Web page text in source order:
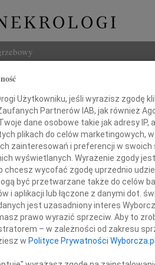
przyjęliśmy wiadomość o śmierci
Użytkowniku, jeśli wyrazisz zgodę
Partnerów IAB, jak również
dane osobowe takie jak adresy
plikach do celów marketingowych,
zainteresowań i preferencji w swoich
wyświetlanych. Wyrażenie zgody
chcesz wycofać zgodę uprzednio
być przetwarzane także do celów
i aplikacji lub łączone z danymi dot.
jest uzasadniony interes
prawo wyrazić sprzeciw. Aby to
– w zależności od zakresu
w Polityce Prywatności Wyborcza.pl